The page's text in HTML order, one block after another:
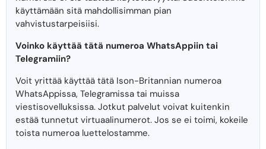
käyttämään sitä mahdollisimman pian
vahvistustarpeisiisi.
Voinko käyttää tätä numeroa WhatsAppiin tai
Telegramiin?
Voit yrittää käyttää tätä Ison-Britannian numeroa
WhatsAppissa, Telegramissa tai muissa
viestisovelluksissa. Jotkut palvelut voivat kuitenkin
estää tunnetut virtuaalinumerot. Jos se ei toimi, kokeile
toista numeroa luettelostamme.